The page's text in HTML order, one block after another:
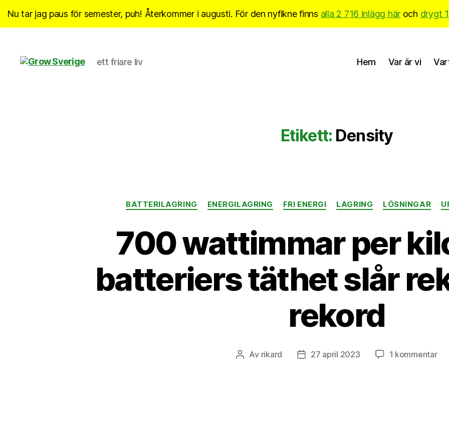
Nu tar jag paus för semester, puh! Återkommer i augusti. För den nyfikne finns alla 2 716 inlägg här och drygt
ett friare liv Hem Var är vi
Etikett: Density
Kategorier
BATTERILAGRING ENERGILAGRING FRI ENERGI LAGRING LÖSNINGAR
700 wattimmar per
batteriers täthet slår
rekord
Inläggsförfattare
Av rikard Inläggsdatum
27 april 2023 1 kommentartill